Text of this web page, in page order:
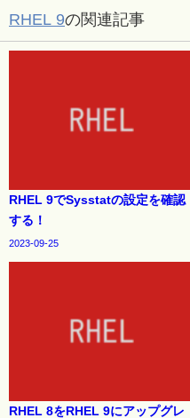
RHEL 9の関連記事
RHEL 9でSysstatの設定を確認
する！
2023-09-25
RHEL 8をRHEL 9にアップグレ